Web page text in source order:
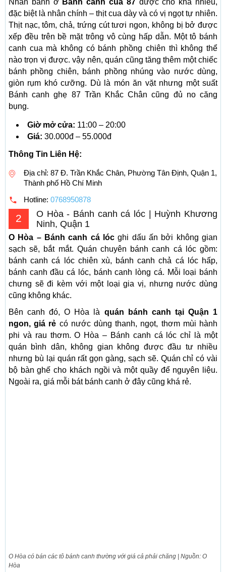
đặc biệt là nhân chính – thịt cua dày và có vị ngọt tự nhiên.
Thịt nạc, tôm, chả, trứng cút tươi ngon, không bị bở được
xếp đều trên bề mặt trông vô cùng hấp dẫn. Một tô bánh
canh cua mà không có bánh phồng chiên thì không thể
nào trọn vị được. vậy nên, quán cũng tăng thêm một chiếc
bánh phồng chiên, bánh phồng nhúng vào nước dùng,
giòn rụm khó cưỡng. Dù là món ăn vặt nhưng một suất
Bánh canh ghẹ 87 Trần Khắc Chân cũng đủ no căng
bụng.
Giờ mở cửa: 11:00 – 20:00
Giá: 30.000đ – 55.000đ
Thông Tin Liên Hệ:
Địa chỉ: 87 Đ. Trần Khắc Chân, Phường Tân Định, Quận 1,
Thành phố Hồ Chí Minh
Hotline: 0768950878
2
O Hòa - Bánh canh cá lóc | Huỳnh Khương
Ninh, Quận 1
O Hòa – Bánh canh cá lóc ghi dấu ấn bởi không gian
sạch sẽ, bắt mắt. Quán chuyên bánh canh cá lóc gồm:
bánh canh cá lóc chiên xù, bánh canh chả cá lóc hấp,
bánh canh đầu cá lóc, bánh canh lòng cá. Mỗi loại bánh
chưng sẽ đi kèm với một loại gia vị, nhưng nước dùng
cũng không khác.
Bên canh đó, O Hòa là quán bánh canh tại Quận 1
ngon, giá rẻ có nước dùng thanh, ngọt, thơm mùi hành
phi và rau thơm. O Hòa – Bánh canh cá lóc chỉ là một
quán bình dân, không gian không được đầu tư nhiều
nhưng bù lại quán rất gọn gàng, sạch sẽ. Quán chỉ có vài
bộ bàn ghế cho khách ngồi và một quầy để nguyên liệu.
Ngoài ra, giá mỗi bát bánh canh ở đây cũng khá rẻ.
O Hòa có bán các tô bánh canh thường với giá cả phải chăng | Nguồn: O
Hòa